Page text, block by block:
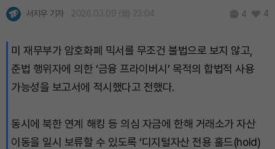
서지우 기자 2026.03.09 (월) 23:04 4 4
미 재무부가 암호화폐 믹서를 무조건 불법으로 보지 않고,
준법 행위자에 의한 ‘금융 프라이버시’ 목적의 합법적 사용
가능성을 보고서에 적시했다고 전했다.
동시에 북한 연계 해킹 등 의심 자금에 한해 거래소가 자산
이동을 일시 보류할 수 있도록 ‘디지털자산 전용 홀드(hold)